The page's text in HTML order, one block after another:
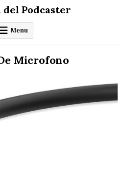
del Podcaster
Menu
Microfono